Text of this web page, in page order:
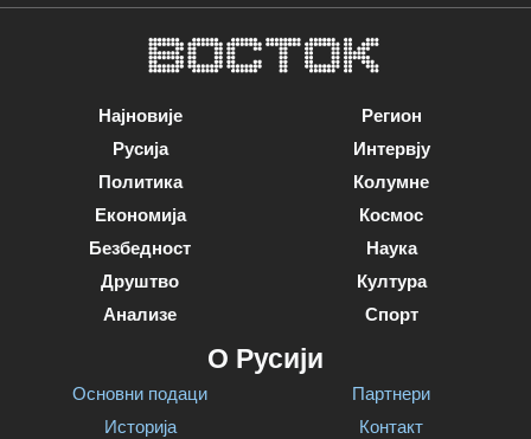
Најновије
Русија
Политика
Економија
Безбедност
Друштво
Анализе
Регион
Интервју
Колумне
Космос
Наука
Култура
Спорт
О Русији
Основни подаци
Историја
Партнери
Контакт